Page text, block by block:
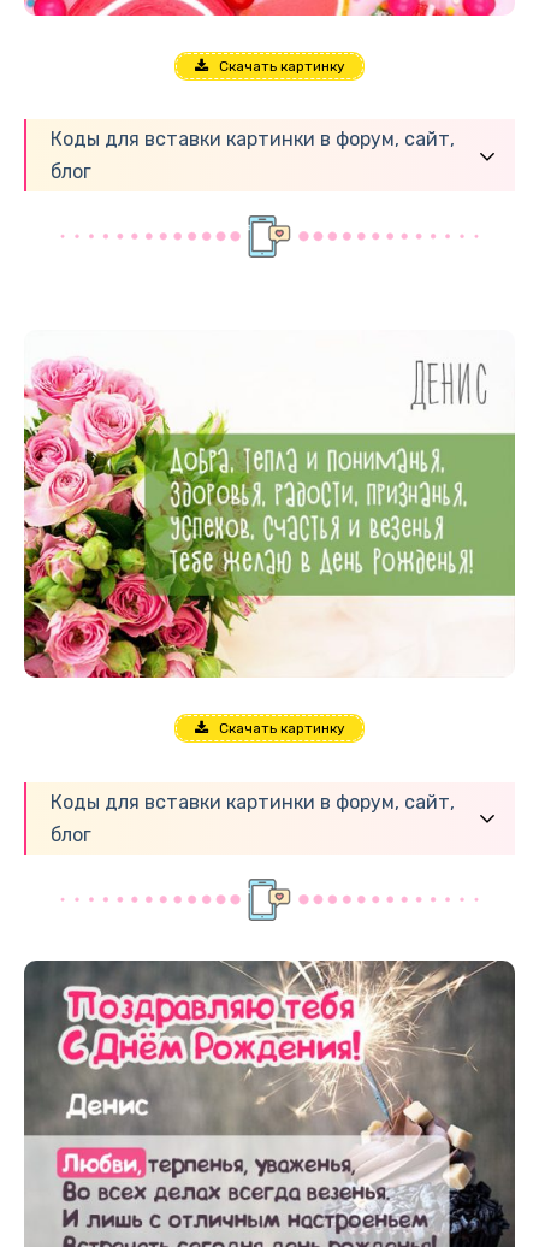
Скачать картинку
Коды для вставки картинки в форум, сайт,
блог
Скачать картинку
Коды для вставки картинки в форум, сайт,
блог